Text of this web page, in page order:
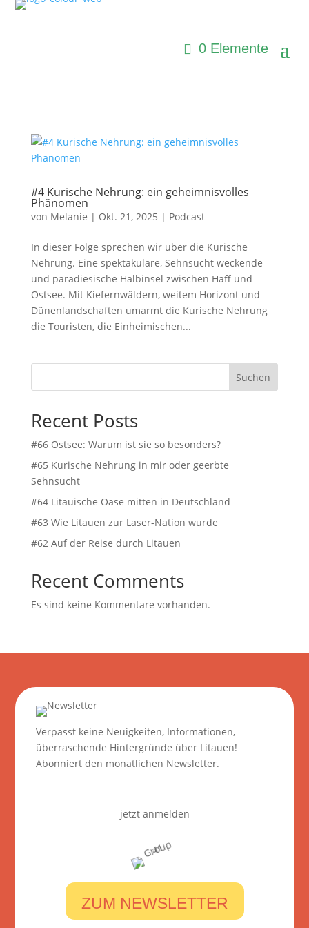
0 Elemente
#4 Kurische Nehrung: ein geheimnisvolles
Phänomen
von Melanie | Okt. 21, 2025 | Podcast
In dieser Folge sprechen wir über die Kurische
Nehrung. Eine spektakuläre, Sehnsucht weckende
und paradiesische Halbinsel zwischen Haff und
Ostsee. Mit Kiefernwäldern, weitem Horizont und
Dünenlandschaften umarmt die Kurische Nehrung
die Touristen, die Einheimischen...
Suchen
Recent Posts
#66 Ostsee: Warum ist sie so besonders?
#65 Kurische Nehrung in mir oder geerbte
Sehnsucht
#64 Litauische Oase mitten in Deutschland
#63 Wie Litauen zur Laser-Nation wurde
#62 Auf der Reise durch Litauen
Recent Comments
Es sind keine Kommentare vorhanden.
Verpasst keine Neuigkeiten, Informationen,
überraschende Hintergründe über Litauen!
Abonniert den monatlichen Newsletter.
jetzt anmelden
ZUM NEWSLETTER